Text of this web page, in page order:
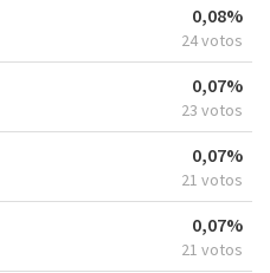
0,08%
24 votos
0,07%
23 votos
0,07%
21 votos
0,07%
21 votos